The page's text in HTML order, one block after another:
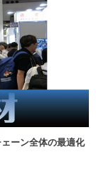
ーン全体の最適化